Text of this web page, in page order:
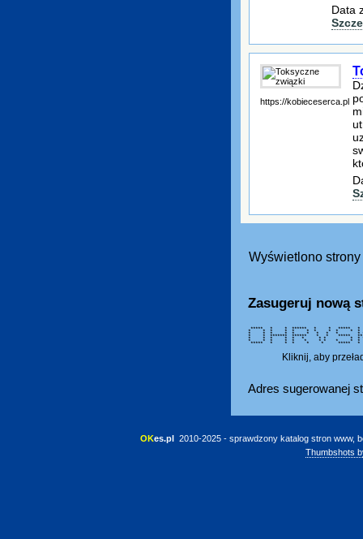
Data
https://kobieceserca.pl
Wyświetlono
Zasugeruj nową
***** * * ****** * *
* * * * * * * * * *
* * * * * * * * *
* * ******* ****** * *
* * * * * * * * *
* * * * * * * * * *
***** * * * * * ***** *
Kliknij, aby
Adres sugerowanej
OKes.pl 2010-2025 - sprawdzony katalog stron www,
Thumbshots